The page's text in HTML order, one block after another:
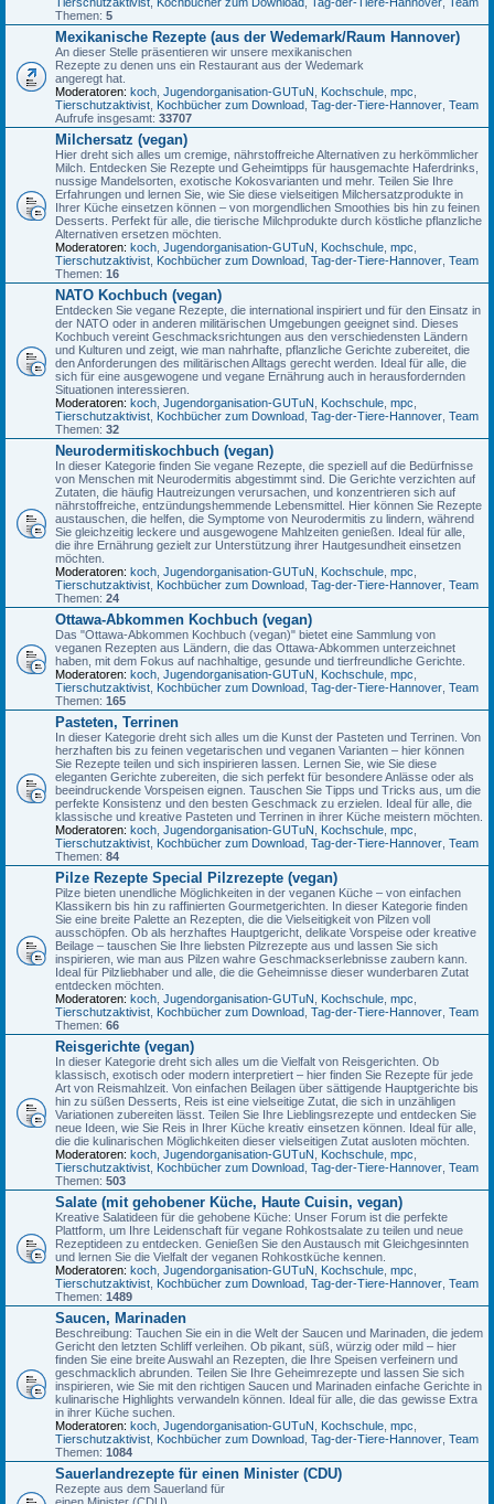
Themen: 5
Mexikanische Rezepte (aus der Wedemark/Raum Hannover)
An dieser Stelle präsentieren wir unsere mexikanischen
Rezepte zu denen uns ein Restaurant aus der Wedemark
angeregt hat.
Moderatoren: koch Jugendorganisation-GUTuN Kochschule mpc
Tierschutzaktivist Kochbücher zum Download Tag-der-Tiere-Hannover Team
Aufrufe insgesamt: 33707
Milchersatz (vegan)
Hier dreht sich alles um cremige, nährstoffreiche Alternativen zu herkömmlicher
Milch. Entdecken Sie Rezepte und Geheimtipps für hausgemachte Haferdrinks,
nussige Mandelsorten, exotische Kokosvarianten und mehr. Teilen Sie Ihre
Erfahrungen und lernen Sie, wie Sie diese vielseitigen Milchersatzprodukte in
Ihrer Küche einsetzen können – von morgendlichen Smoothies bis hin zu feinen
Desserts. Perfekt für alle, die tierische Milchprodukte durch köstliche pflanzliche
Alternativen ersetzen möchten.
Moderatoren: koch Jugendorganisation-GUTuN Kochschule mpc
Tierschutzaktivist Kochbücher zum Download Tag-der-Tiere-Hannover Team
Themen: 16
NATO Kochbuch (vegan)
Entdecken Sie vegane Rezepte, die international inspiriert und für den Einsatz in
der NATO oder in anderen militärischen Umgebungen geeignet sind. Dieses
Kochbuch vereint Geschmacksrichtungen aus den verschiedensten Ländern
und Kulturen und zeigt, wie man nahrhafte, pflanzliche Gerichte zubereitet, die
den Anforderungen des militärischen Alltags gerecht werden. Ideal für alle, die
sich für eine ausgewogene und vegane Ernährung auch in herausfordernden
Situationen interessieren.
Moderatoren: koch Jugendorganisation-GUTuN Kochschule mpc
Tierschutzaktivist Kochbücher zum Download Tag-der-Tiere-Hannover Team
Themen: 32
Neurodermitiskochbuch (vegan)
In dieser Kategorie finden Sie vegane Rezepte, die speziell auf die Bedürfnisse
von Menschen mit Neurodermitis abgestimmt sind. Die Gerichte verzichten auf
Zutaten, die häufig Hautreizungen verursachen, und konzentrieren sich auf
nährstoffreiche, entzündungshemmende Lebensmittel. Hier können Sie Rezepte
austauschen, die helfen, die Symptome von Neurodermitis zu lindern, während
Sie gleichzeitig leckere und ausgewogene Mahlzeiten genießen. Ideal für alle,
die ihre Ernährung gezielt zur Unterstützung ihrer Hautgesundheit einsetzen
möchten.
Moderatoren: koch Jugendorganisation-GUTuN Kochschule mpc
Tierschutzaktivist Kochbücher zum Download Tag-der-Tiere-Hannover Team
Themen: 24
Ottawa-Abkommen Kochbuch (vegan)
Das "Ottawa-Abkommen Kochbuch (vegan)" bietet eine Sammlung von
veganen Rezepten aus Ländern, die das Ottawa-Abkommen unterzeichnet
haben, mit dem Fokus auf nachhaltige, gesunde und tierfreundliche Gerichte.
Moderatoren: koch Jugendorganisation-GUTuN Kochschule mpc
Tierschutzaktivist Kochbücher zum Download Tag-der-Tiere-Hannover Team
Themen: 165
Pasteten, Terrinen
In dieser Kategorie dreht sich alles um die Kunst der Pasteten und Terrinen. Von
herzhaften bis zu feinen vegetarischen und veganen Varianten – hier können
Sie Rezepte teilen und sich inspirieren lassen. Lernen Sie, wie Sie diese
eleganten Gerichte zubereiten, die sich perfekt für besondere Anlässe oder als
beeindruckende Vorspeisen eignen. Tauschen Sie Tipps und Tricks aus, um die
perfekte Konsistenz und den besten Geschmack zu erzielen. Ideal für alle, die
klassische und kreative Pasteten und Terrinen in ihrer Küche meistern möchten.
Moderatoren: koch Jugendorganisation-GUTuN Kochschule mpc
Tierschutzaktivist Kochbücher zum Download Tag-der-Tiere-Hannover Team
Themen: 84
Pilze Rezepte Special Pilzrezepte (vegan)
Pilze bieten unendliche Möglichkeiten in der veganen Küche – von einfachen
Klassikern bis hin zu raffinierten Gourmetgerichten. In dieser Kategorie finden
Sie eine breite Palette an Rezepten, die die Vielseitigkeit von Pilzen voll
ausschöpfen. Ob als herzhaftes Hauptgericht, delikate Vorspeise oder kreative
Beilage – tauschen Sie Ihre liebsten Pilzrezepte aus und lassen Sie sich
inspirieren, wie man aus Pilzen wahre Geschmackserlebnisse zaubern kann.
Ideal für Pilzliebhaber und alle, die die Geheimnisse dieser wunderbaren Zutat
entdecken möchten.
Moderatoren: koch Jugendorganisation-GUTuN Kochschule mpc
Tierschutzaktivist Kochbücher zum Download Tag-der-Tiere-Hannover Team
Themen: 66
Reisgerichte (vegan)
In dieser Kategorie dreht sich alles um die Vielfalt von Reisgerichten. Ob
klassisch, exotisch oder modern interpretiert – hier finden Sie Rezepte für jede
Art von Reismahlzeit. Von einfachen Beilagen über sättigende Hauptgerichte bis
hin zu süßen Desserts, Reis ist eine vielseitige Zutat, die sich in unzähligen
Variationen zubereiten lässt. Teilen Sie Ihre Lieblingsrezepte und entdecken Sie
neue Ideen, wie Sie Reis in Ihrer Küche kreativ einsetzen können. Ideal für alle,
die die kulinarischen Möglichkeiten dieser vielseitigen Zutat ausloten möchten.
Moderatoren: koch Jugendorganisation-GUTuN Kochschule mpc
Tierschutzaktivist Kochbücher zum Download Tag-der-Tiere-Hannover Team
Themen: 503
Salate (mit gehobener Küche, Haute Cuisin, vegan)
Kreative Salatideen für die gehobene Küche: Unser Forum ist die perfekte
Plattform, um Ihre Leidenschaft für vegane Rohkostsalate zu teilen und neue
Rezeptideen zu entdecken. Genießen Sie den Austausch mit Gleichgesinnten
und lernen Sie die Vielfalt der veganen Rohkostküche kennen.
Moderatoren: koch Jugendorganisation-GUTuN Kochschule mpc
Tierschutzaktivist Kochbücher zum Download Tag-der-Tiere-Hannover Team
Themen: 1489
Saucen, Marinaden
Beschreibung: Tauchen Sie ein in die Welt der Saucen und Marinaden, die jedem
Gericht den letzten Schliff verleihen. Ob pikant, süß, würzig oder mild – hier
finden Sie eine breite Auswahl an Rezepten, die Ihre Speisen verfeinern und
geschmacklich abrunden. Teilen Sie Ihre Geheimrezepte und lassen Sie sich
inspirieren, wie Sie mit den richtigen Saucen und Marinaden einfache Gerichte in
kulinarische Highlights verwandeln können. Ideal für alle, die das gewisse Extra
in ihrer Küche suchen.
Moderatoren: koch Jugendorganisation-GUTuN Kochschule mpc
Tierschutzaktivist Kochbücher zum Download Tag-der-Tiere-Hannover Team
Themen: 1084
Sauerlandrezepte für einen Minister (CDU)
Rezepte aus dem Sauerland für